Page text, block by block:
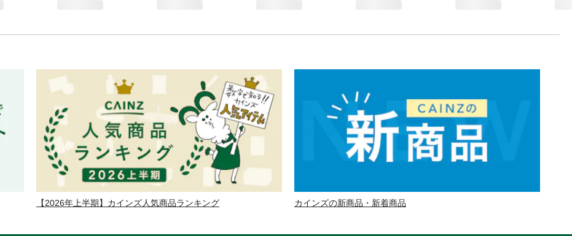
【2026年上半期】カインズ人気商品ランキング カインズの新商品・新着商品